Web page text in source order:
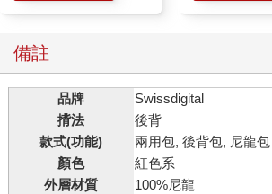
備註
品牌
Swissdigital
揹法
後背
款式(功能)
兩用包, 後背包, 尼龍包
顏色
紅色系
外層材質
100%尼龍